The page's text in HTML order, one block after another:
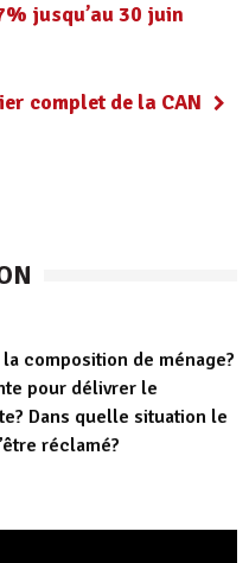
jusqu’au 30 juin
complet de la CAN
composition de ménage?
pour délivrer le
Dans quelle situation le
réclamé?